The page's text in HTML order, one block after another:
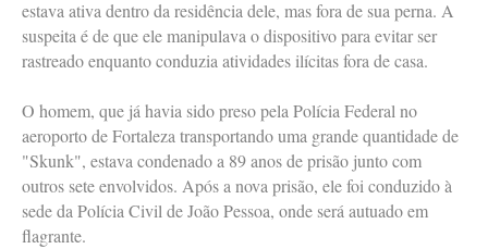
estava ativa dentro da residência dele, mas fora de sua perna. A
suspeita é de que ele manipulava o dispositivo para evitar ser
rastreado enquanto conduzia atividades ilícitas fora de casa.
O homem, que já havia sido preso pela Polícia Federal no
aeroporto de Fortaleza transportando uma grande quantidade de
"Skunk", estava condenado a 89 anos de prisão junto com
outros sete envolvidos. Após a nova prisão, ele foi conduzido à
sede da Polícia Civil de João Pessoa, onde será autuado em
flagrante.